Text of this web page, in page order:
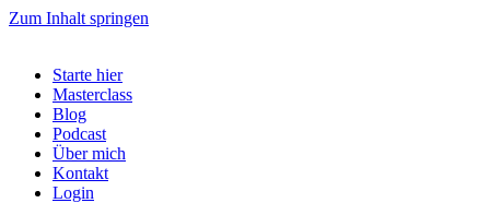
Zum Inhalt springen
Starte hier
Masterclass
Blog
Podcast
Über mich
Kontakt
Login